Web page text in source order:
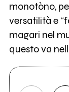
monotòno,
versatilità e
magari nel
questo va